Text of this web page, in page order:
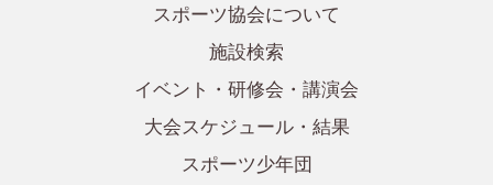
スポーツ協会について
施設検索
イベント・研修会・講演会
大会スケジュール・結果
スポーツ少年団